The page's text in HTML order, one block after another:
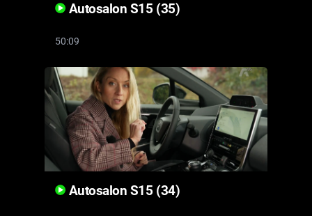
Sledujte nás
Autosalon S15 (35)
50:09
Autosalon S15 (34)